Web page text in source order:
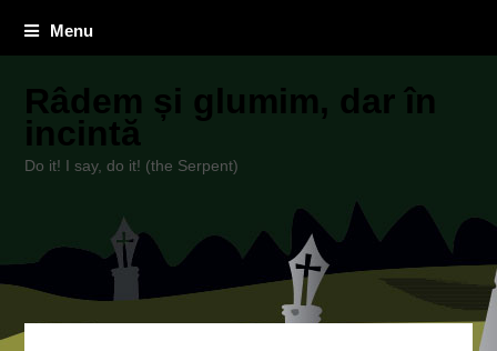
Menu
Râdem și glumim, dar în
incintă
Do it! I say, do it! (the Serpent)